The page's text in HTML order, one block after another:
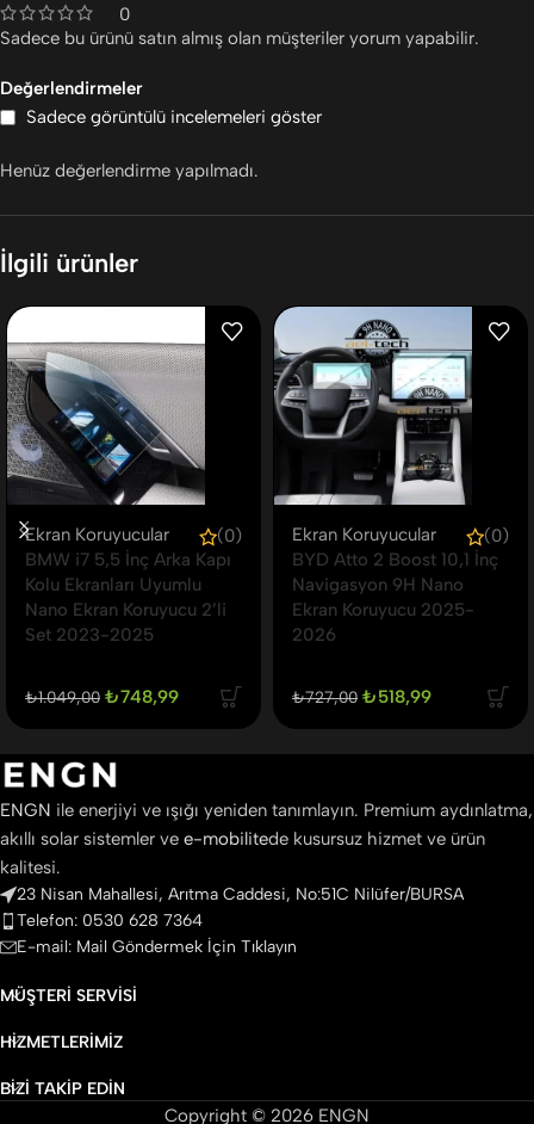
0
Değerlendirmeler
Sadece görüntülü incelemeleri göster
Henüz değerlendirme yapılmadı.
Sadece bu ürünü satın almış olan müşteriler yorum yapabilir.
İlgili ürünler
Ekran Koruyucular
(0)
BMW i7 5,5 İnç Arka Kapı
Kolu Ekranları Uyumlu
Nano Ekran Koruyucu 2’li
Set 2023-2025
₺1.049,00 ₺748,99
Ekran Koruyucular
(0)
BYD Atto 2 Boost 10,1 İnç
Navigasyon 9H Nano
Ekran Koruyucu 2025-
2026
₺727,00 ₺518,99
ENGN ile enerjiyi ve ışığı yeniden tanımlayın. Premium aydınlatma,
akıllı solar sistemler ve e-mobilitede kusursuz hizmet ve ürün
kalitesi.
23 Nisan Mahallesi, Arıtma Caddesi, No:51C Nilüfer/BURSA
Telefon: 0530 628 7364
E-mail: Mail Göndermek İçin Tıklayın
MÜŞTERI SERVISI
HIZMETLERIMIZ
BIZI TAKIP EDIN
Copyright © 2026 ENGN